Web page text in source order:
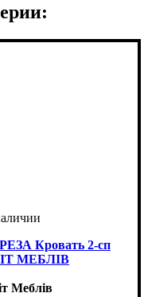
Кровать 2-сп
МЕБЛІВ
Меблів